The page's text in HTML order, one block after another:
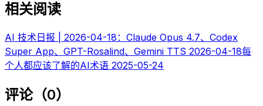
相关阅读
AI 技术日报 | 2026-04-18：Claude Opus 4.7、Codex
Super App、GPT-Rosalind、Gemini TTS 2026-04-18每
个人都应该了解的AI术语 2025-05-24
评论（0）